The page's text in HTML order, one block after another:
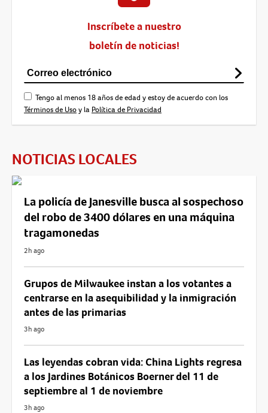
Inscríbete a nuestro
boletín de noticias!
Tengo al menos 18 años de edad y estoy de acuerdo con los
Términos de Usoy la Política de Privacidad
NOTICIAS LOCALES
La policía de Janesville busca al sospechoso
del robo de 3400 dólares en una máquina
tragamonedas
2h ago
Grupos de Milwaukee instan a los votantes a
centrarse en la asequibilidad y la inmigración
antes de las primarias
3h ago
Las leyendas cobran vida: China Lights regresa
a los Jardines Botánicos Boerner del 11 de
septiembre al 1 de noviembre
3h ago